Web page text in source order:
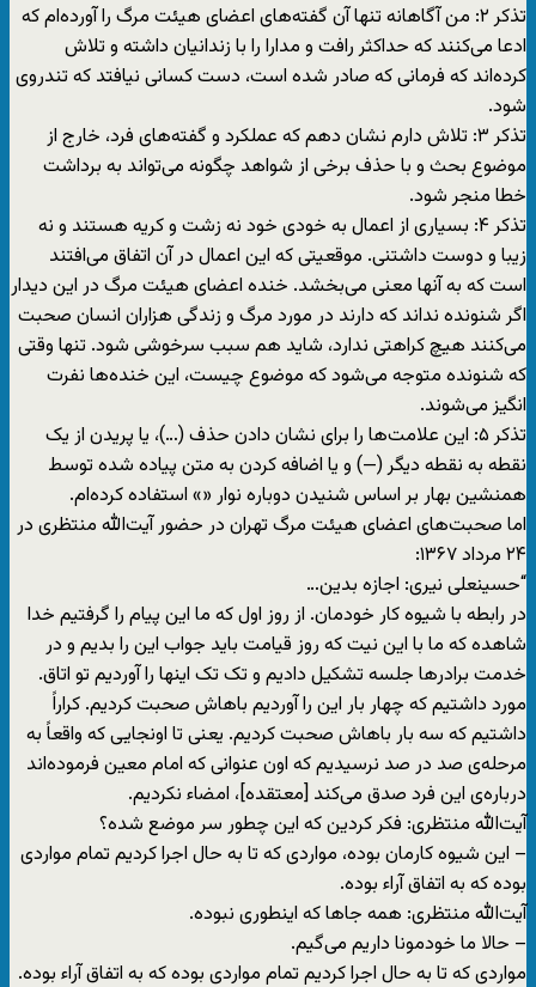
تذکر ۲: من آگاهانه تنها آن گفته‌های اعضای هیئت مرگ را آورده‌ام که
ادعا می‌کنند که حداکثر رافت و مدارا را با زندانیان داشته‌ و تلاش
کرده‌اند که فرمانی که صادر شده است، دست کسانی نیافتد که تندروی
شود.
تذکر ۳: تلاش دارم نشان دهم که عملکرد و گفته‌های فرد، خارج از
موضوع بحث و با حذف برخی از شواهد چگونه می‌تواند به برداشت
خطا منجر شود.
تذکر ۴: بسیاری از اعمال به خودی خود نه زشت و کریه هستند و نه
زیبا و دوست داشتنی. موقعیتی که این اعمال در آن اتفاق می‌افتند
است که به آنها معنی می‌بخشد. خنده اعضای هیئت مرگ در این دیدار
اگر شنونده نداند که دارند در مورد مرگ و زندگی هزاران انسان صحبت
می‌کنند هیچ کراهتی ندارد، شاید هم سبب سرخوشی شود. تنها وقتی
که شنونده متوجه می‌شود که موضوع چیست، این خنده‌ها نفرت
انگیز می‌شوند.
تذکر ۵: این علامت‌ها را برای نشان دادن حذف (…)، یا پریدن از یک
نقطه به نقطه دیگر (—) و یا اضافه کردن به متن پیاده شده توسط
همنشین بهار بر اساس شنیدن دوباره نوار «» استفاده کرده‌ام.
اما صحبت‌های اعضای هیئت مرگ تهران در حضور آیت‌الله منتظری در
۲۴ مرداد ۱۳۶۷:
“حسینعلی نیری: اجازه بدین…
در رابطه با شیوه کار خودمان. از روز اول که ما این پیام را گرفتیم خدا
شاهده که ما با این نیت که روز قیامت باید جواب این را بدیم و در
خدمت برادرها جلسه تشکیل دادیم و تک تک اینها را آوردیم تو اتاق.
مورد داشتیم که چهار بار این را آوردیم باهاش صحبت کردیم. کراراً
داشتیم که سه بار باهاش صحبت کردیم. یعنی تا اونجایی که واقعاً به
مرحله‌ی صد در صد نرسیدیم که اون عنوانی که امام معین فرموده‌اند
درباره‌ی این فرد صدق می‌کند [معتقده]، امضاء نکردیم.
آیت‌الله منتظری: فکر کردین که این چطور سر موضع شده؟
– این شیوه کارمان بوده، مواردی که تا به حال اجرا کردیم تمام مواردی
بوده که به اتفاق آراء بوده.
آیت‌الله منتظری: همه جاها که اینطوری نبوده.
– حالا ما خودمونا داریم می‌گیم.
مواردی که تا به حال اجرا کردیم تمام مواردی بوده که به اتفاق آراء بوده.